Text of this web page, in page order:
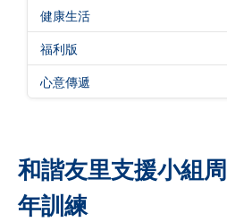
健康生活
福利版
心意傳遞
和諧友里支援小組周
年訓練